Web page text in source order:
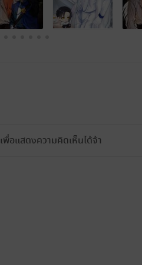
เพื่อแสดงความคิดเห็นได้จ้า